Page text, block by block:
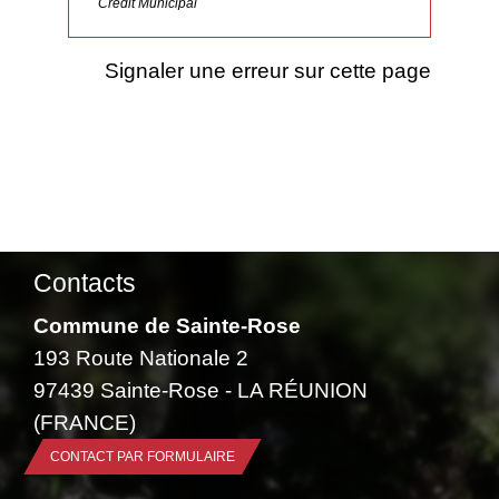
Signaler une erreur sur cette page
Contacts
Commune de Sainte-Rose
193 Route Nationale 2
97439 Sainte-Rose - LA RÉUNION
(FRANCE)
CONTACT PAR FORMULAIRE